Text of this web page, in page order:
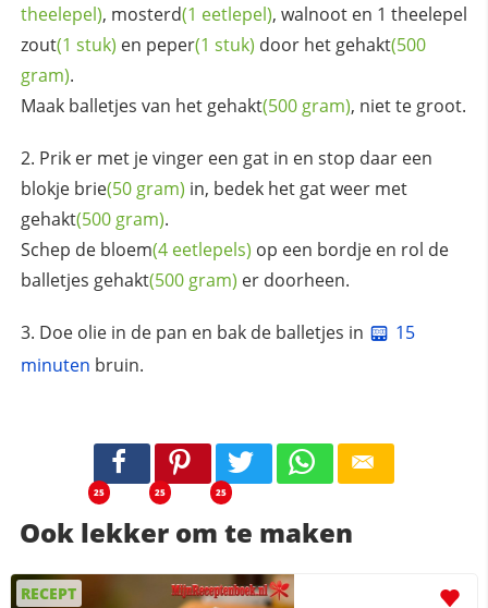
theelepel), mosterd(1 eetlepel), walnoot en 1 theelepel
zout(1 stuk) en peper(1 stuk) door het gehakt(500
gram).
Maak balletjes van het gehakt(500 gram), niet te groot.
Prik er met je vinger een gat in en stop daar een
blokje brie(50 gram) in, bedek het gat weer met
gehakt(500 gram).
Schep de bloem(4 eetlepels) op een bordje en rol de
balletjes gehakt(500 gram) er doorheen.
Doe olie in de pan en bak de balletjes in
15
minuten bruin.
25 25 25
Ook lekker om te maken
RECEPT